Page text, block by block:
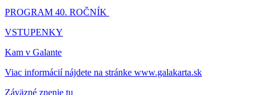
PROGRAM 40. ROČNÍK
VSTUPENKY
Kam v Galante
Viac informácií nájdete na stránke www.galakarta.sk
Záväzné znenie tu